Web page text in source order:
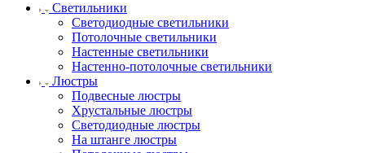
Светильники
Светодиодные светильники
Потолочные светильники
Настенные светильники
Настенно-потолочные светильники
Люстры
Подвесные люстры
Хрустальные люстры
Светодиодные люстры
На штанге люстры